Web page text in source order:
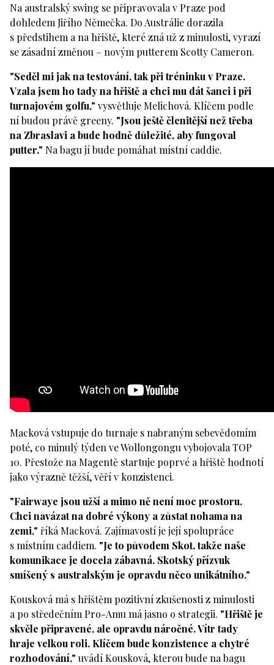
Na australský swing se připravovala v Praze pod
dohledem Jiřího Němečka. Do Austrálie dorazila
s předstihem a na hřiště, které zná už z minulosti, vyrazí
se zásadní změnou – novým putterem Scotty Cameron.
"Seděl mi jak na testování, tak při tréninku v Praze.
Vzala jsem ho tady na hřiště a chci mu dát šanci i při
turnajovém golfu," vysvětluje Melichová. Klíčem podle
ní budou právě greeny. "Jsou ještě členitější než třeba
na Zbraslavi a bude hodně důležité, aby fungoval
putter." Na bagu jí bude pomáhat místní caddie.
Macková vstupuje do turnaje s nabraným sebevědomím
poté, co minulý týden ve Wollongongu vybojovala TOP
10. Přestože na Magentě startuje poprvé a hřiště hodnotí
jako výrazně těžší, věří v konzistenci.
"Fairwaye jsou užší a mimo ně není moc prostoru.
Chci navázat na dobré výkony a zůstat nohama na
zemi," říká Macková. Zajímavostí je její spolupráce
s místním caddiem. "Je to původem Skot, takže naše
komunikace je docela zábavná. Skotský přízvuk
smíšený s australským je opravdu něco unikátního."
Kousková má s hřištěm pozitivní zkušenosti z minulosti
a po středečním Pro-Amu má jasno o strategii. "Hřiště je
skvěle připravené, ale opravdu náročné. Vítr tady
hraje velkou roli. Klíčem bude konzistence a chytré
rozhodování," uvádí Kousková, kterou bude na bagu